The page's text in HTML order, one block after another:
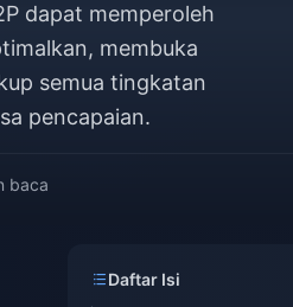
dapat memperoleh
membuka
semua tingkatan
pencapaian.
baca
Daftar Isi